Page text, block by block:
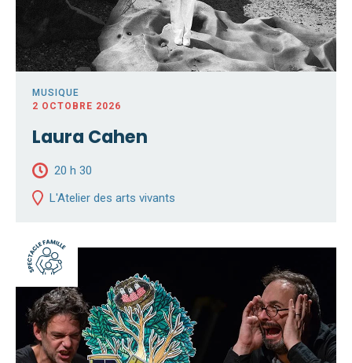
MUSIQUE
2 OCTOBRE 2026
Laura Cahen
20 h 30
L'Atelier des arts vivants